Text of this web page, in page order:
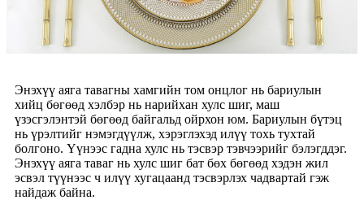
Энэхүү аяга тавагны хамгийн том онцлог нь бариулын
хийц бөгөөд хэлбэр нь нарийхан хулс шиг, маш
үзэсгэлэнтэй бөгөөд байгальд ойрхон юм. Бариулын бүтэц
нь үрэлтийг нэмэгдүүлж, хэрэглэхэд илүү тохь тухтай
болгоно. Үүнээс гадна хулс нь тэсвэр тэвчээрийг бэлэгддэг.
Энэхүү аяга таваг нь хулс шиг бат бөх бөгөөд хэдэн жил
эсвэл түүнээс ч илүү хугацаанд тэсвэрлэх чадвартай гэж
найдаж байна.